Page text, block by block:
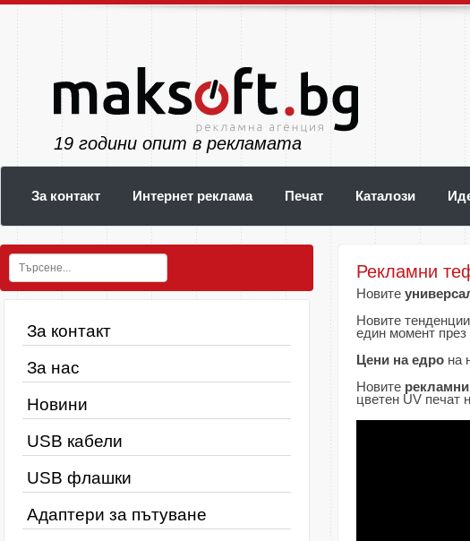
23 години опит в рекламата
За контакт Интернет реклама Печат Каталози
За контакт
За нас
Новини
USB кабели
USB флашки
Адаптери за пътуване
Рекламни
Новите
Новите
един момент
Цени на едро на
Новите
цветен UV печат